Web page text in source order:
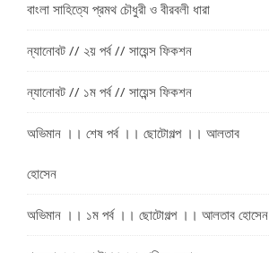
বাংলা সাহিত্যে প্রমথ চৌধুরী ও বীরবলী ধারা
ন্যানোবট // ২য় পর্ব // সায়েন্স ফিকশন
ন্যানোবট // ১ম পর্ব // সায়েন্স ফিকশন
অভিমান ।। শেষ পর্ব ।। ছোটোগল্প ।। আলতাব
হোসেন
অভিমান ।। ১ম পর্ব ।। ছোটোগল্প ।। আলতাব হোসেন